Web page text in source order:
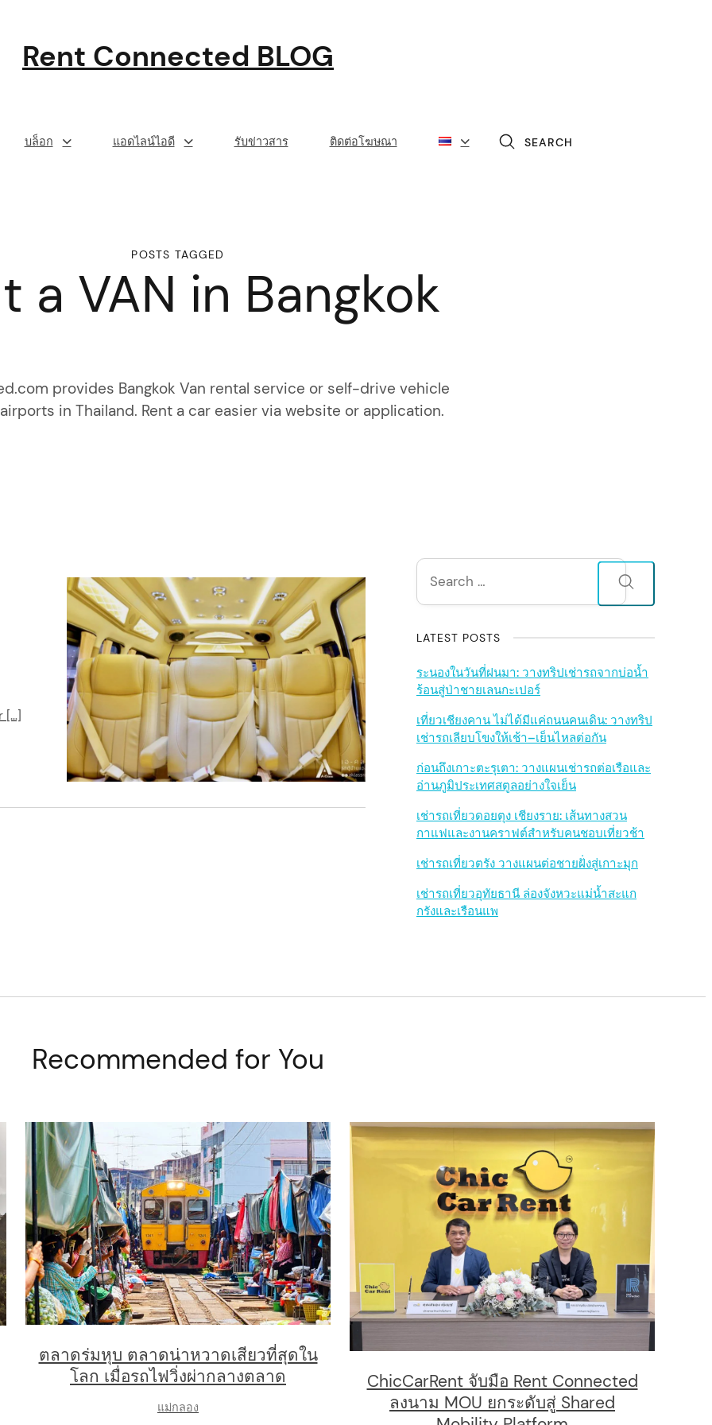
Rent Connected BLOG
บล็อก แอดไลน์ไอดี รับข่าวสาร ติดต่อโฆษณา SEARCH
POSTS TAGGED
a VAN in Bangkok
provides Bangkok Van rental service or self-drive vehicle
in Thailand. Rent a car easier via website or application.
[…]
S
i
d
e
b
a
r
Search
for:
LATEST POSTS
ระนองในวันที่ฝนมา: วางทริปเช่ารถจากบ่อน้ำ
ร้อนสู่ป่าชายเลนกะเปอร์
เที่ยวเชียงคาน ไม่ได้มีแค่ถนนคนเดิน: วางทริป
เช่ารถเลียบโขงให้เช้า–เย็นไหลต่อกัน
ก่อนถึงเกาะตะรุเตา: วางแผนเช่ารถต่อเรือและ
อ่านภูมิประเทศสตูลอย่างใจเย็น
เช่ารถเที่ยวดอยตุง เชียงราย: เส้นทางสวน
กาแฟและงานคราฟต์สำหรับคนชอบเที่ยวช้า
เช่ารถเที่ยวตรัง วางแผนต่อชายฝั่งสู่เกาะมุก
เช่ารถเที่ยวอุทัยธานี ล่องจังหวะแม่น้ำสะแก
กรังและเรือนแพ
Recommended for You
ตลาดร่มหุบ ตลาดน่าหวาดเสียวที่สุดใน
โลก เมื่อรถไฟวิ่งผ่ากลางตลาด
แม่กลอง
ChicCarRent จับมือ Rent Connected
ลงนาม MOU ยกระดับสู่ Shared